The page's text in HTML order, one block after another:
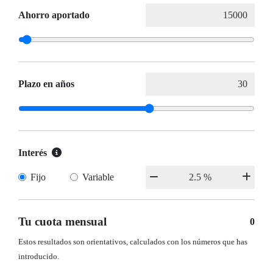
Ahorro aportado
Plazo en años
Interés
Fijo Variable
Tu cuota mensual 0
Estos resultados son orientativos, calculados con los números que has
introducido.